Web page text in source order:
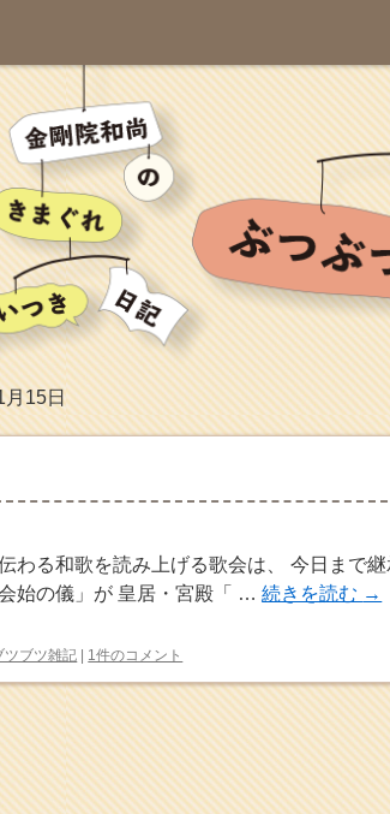
月15日
わる和歌を読み上げる歌会は、 今日まで
始の儀」が 皇居・宮殿「 …続きを読む →
ツブツ雑記 1件のコメント